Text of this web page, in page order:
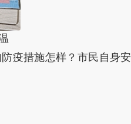
疫措施怎样？市民自身安